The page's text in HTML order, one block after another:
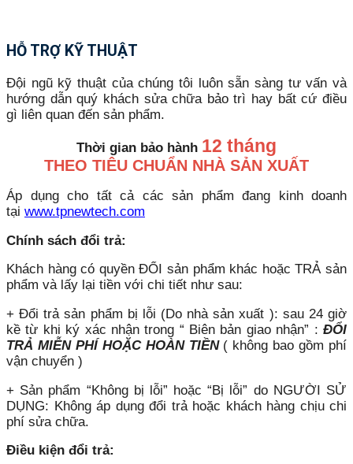
HỖ TRỢ KỸ THUẬT
Đội ngũ kỹ thuật của chúng tôi luôn sẵn sàng tư vấn và
hướng dẫn quý khách sửa chữa bảo trì hay bất cứ điều
gì liên quan đến sản phẩm.
Thời gian bảo hành 12 tháng
THEO TIÊU CHUẨN NHÀ SẢN XUẤT
Áp dụng cho tất cả các sản phẩm đang kinh doanh
tại www.tpnewtech.com
Chính sách đổi trả:
Khách hàng có quyền ĐỔI sản phẩm khác hoặc TRẢ sản
phẩm và lấy lại tiền với chi tiết như sau:
+ Đổi trả sản phẩm bị lỗi (Do nhà sản xuất ): sau 24 giờ
kề từ khi ký xác nhận trong “ Biên bản giao nhận” : ĐỔI
TRẢ MIỄN PHÍ HOẶC HOÀN TIỀN( không bao gồm phí
vận chuyển )
+ Sản phẩm “Không bị lỗi” hoặc “Bị lỗi” do NGƯỜI SỬ
DỤNG: Không áp dụng đổi trả hoặc khách hàng chịu chi
phí sửa chữa.
Điều kiện đổi trả: